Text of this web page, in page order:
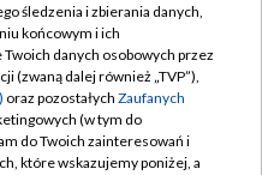
TVP
śledzenia i zbierania danych,
końcowym i ich
danych osobowych przez
(zwaną dalej również „TVP”),
oraz pozostałych Zaufanych
(w tym do
do Twoich zainteresowań i
które wskazujemy poniżej, a